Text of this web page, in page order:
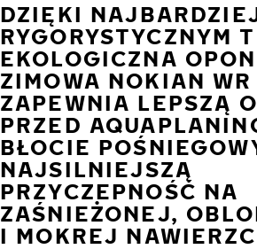
DZIĘKI
RYGORYSTYCZNYM
EKOLOGICZNA
ZIMOWA NOKIAN WR
ZAPEWNIA LEPSZĄ
PRZED
BŁOCIE
NAJSILNIEJSZĄ
PRZYCZEPNOŚĆ NA
ZAŚNIEŻONEJ,
I MOKREJ